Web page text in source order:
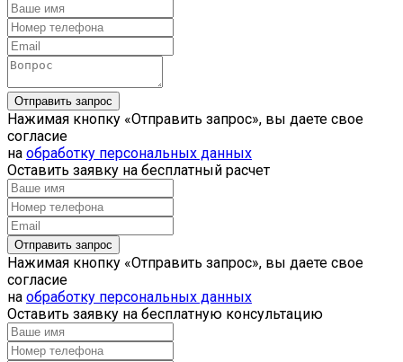
Нажимая кнопку «Отправить запрос», вы даете свое
согласие
на обработку персональных данных
Оставить заявку на бесплатный расчет
Нажимая кнопку «Отправить запрос», вы даете свое
согласие
на обработку персональных данных
Оставить заявку на бесплатную консультацию